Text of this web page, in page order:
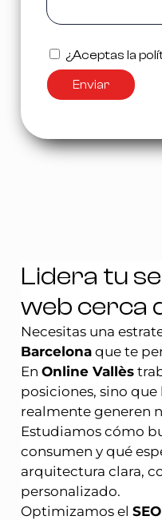
¿Aceptas la
Enviar
Lidera tu
web cerca
Necesitas una
Barcelonaque te
En Online Vallès
posiciones, sino
realmente generen
Estudiamos cómo
consumen y qué
arquitectura clara,
personalizado.
Optimizamos el SEO